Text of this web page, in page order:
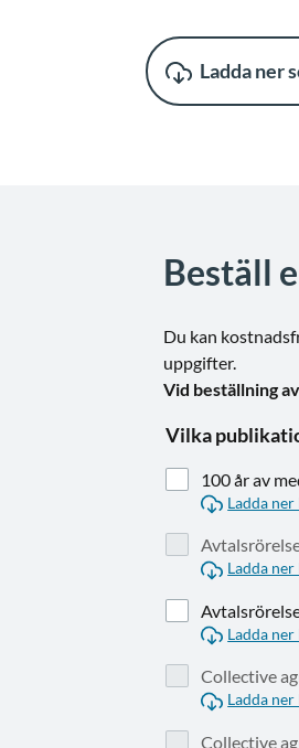
Ladda ner
Beställ
Du kan
uppgifter.
Vid beställning
100 år av
Ladda ner
Ladda ner
Ladda ner
Collective
Ladda ner
Collective